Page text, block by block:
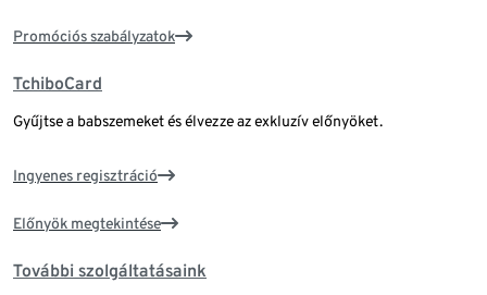
Promóciós szabályzatok
TchiboCard
Gyűjtse a babszemeket és élvezze az exkluzív előnyöket.
Ingyenes regisztráció
Előnyök megtekintése
További szolgáltatásaink